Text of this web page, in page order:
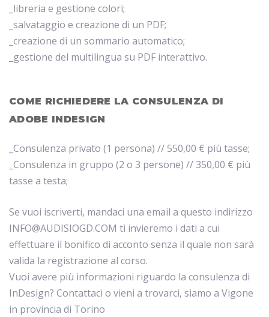
_libreria e gestione colori;
_salvataggio e creazione di un PDF;
_creazione di un sommario automatico;
_gestione del multilingua su PDF interattivo.
COME RICHIEDERE LA CONSULENZA DI
ADOBE INDESIGN
_Consulenza privato (1 persona) // 550,00 € più tasse;
_Consulenza in gruppo (2 o 3 persone) // 350,00 € più
tasse a testa;
Se vuoi iscriverti, mandaci una email a questo indirizzo
INFO@AUDISIOGD.COM ti invieremo i dati a cui
effettuare il bonifico di acconto senza il quale non sarà
valida la registrazione al corso.
Vuoi avere più informazioni riguardo la consulenza di
InDesign? Contattaci o vieni a trovarci, siamo a Vigone
in provincia di Torino